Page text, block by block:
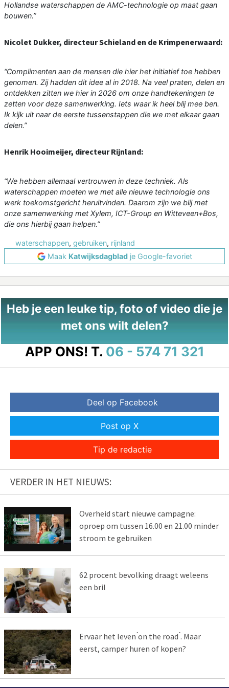
Hollandse waterschappen de AMC-technologie op maat gaan
bouwen.”
Nicolet Dukker, directeur Schieland en de Krimpenerwaard:
“Complimenten aan de mensen die hier het initiatief toe hebben
genomen. Zij hadden dit idee al in 2018. Na veel praten, delen en
ontdekken zitten we hier in 2026 om onze handtekeningen te
zetten voor deze samenwerking. Iets waar ik heel blij mee ben.
Ik kijk uit naar de eerste tussenstappen die we met elkaar gaan
delen.”
Henrik Hooimeijer, directeur Rijnland:
“We hebben allemaal vertrouwen in deze techniek. Als
waterschappen moeten we met alle nieuwe technologie ons
werk toekomstgericht heruitvinden. Daarom zijn we blij met
onze samenwerking met Xylem, ICT-Group en Witteveen+Bos,
die ons hierbij gaan helpen.”
waterschappen, gebruiken, rijnland
Maak Katwijksdagbladje Google-favoriet
Heb je een leuke tip, foto of video die je
met ons wilt delen?
APP ONS! T. 06 - 574 71 321
Deel op Facebook
Post op X
Tip de redactie
VERDER IN HET NIEUWS:
Overheid start nieuwe campagne:
oproep om tussen 16.00 en 21.00 minder
stroom te gebruiken
62 procent bevolking draagt weleens
een bril
Ervaar het leven ́on the road ́. Maar
eerst, camper huren of kopen?